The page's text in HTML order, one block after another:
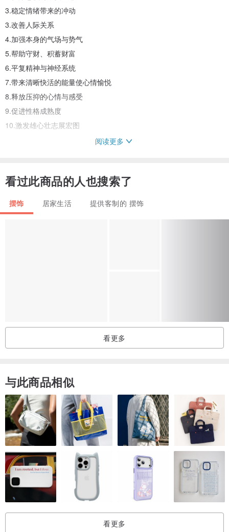
3.稳定情绪带来的冲动
3.改善人际关系
4.加强本身的气场与势气
5.帮助守财、积蓄财富
6.平复精神与神经系统
7.带来清晰快活的能量使心情愉悦
8.释放压抑的心情与感受
9.促进性格成熟度
10.激发雄心壮志展宏图
任何的能量饰品、产品，在我们的人生中都只是辅助的效用。它们的
为流通、频率增高。
我们希望能帮您找到最适合您的水晶能量产品，让这个产品成为您的
备注：因为是手工，都会有1cm大小差
⚠️此商品为定制化商品,下单后请备注商品使用者的西元生日,谢谢⚠️
阅读更多
看过此商品的人也搜索了
摆饰 居家生活 提供客制的 摆饰
看更多
与此商品相似
看更多